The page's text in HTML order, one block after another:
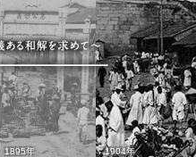
1895年 1904年